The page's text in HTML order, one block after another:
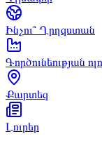
Ինչու՞ Ղրղզստան
Գործունեության
Քարտեզ
Լուրեր